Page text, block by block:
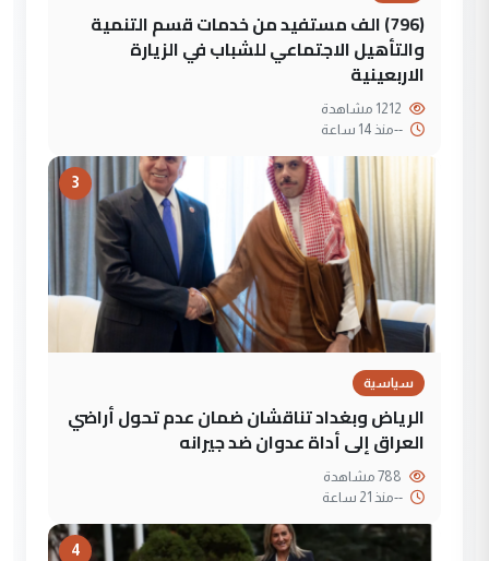
(796) الف مستفيد من خدمات قسم التنمية
والتأهيل الاجتماعي للشباب في الزيارة
الاربعينية
--منذ 14 ساعة
3
سياسية
الرياض وبغداد تناقشان ضمان عدم تحول أراضي
العراق إلى أداة عدوان ضد جيرانه
--منذ 21 ساعة
4